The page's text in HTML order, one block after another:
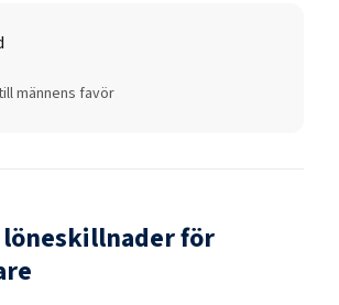
männens favör
löneskillnader för